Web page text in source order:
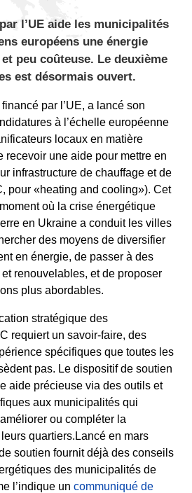
l’UE aide les municipalités
européens une énergie
peu coûteuse. Le deuxième
est désormais ouvert.
par l’UE, a lancé son
à l’échelle européenne
locaux en matière
recevoir une aide pour mettre en
infrastructure de chauffage et de
pour «heating and cooling»). Cet
où la crise énergétique
en Ukraine a conduit les villes
des moyens de diversifier
en énergie, de passer à des
renouvelables, et de proposer
plus abordables.
stratégique des
requiert un savoir-faire, des
spécifiques que toutes les
pas. Le dispositif de soutien
aide précieuse via des outils et
aux municipalités qui
ou compléter la
quartiers.Lancé en mars
soutien fournit déjà des conseils
des municipalités de
l’indique un communiqué de